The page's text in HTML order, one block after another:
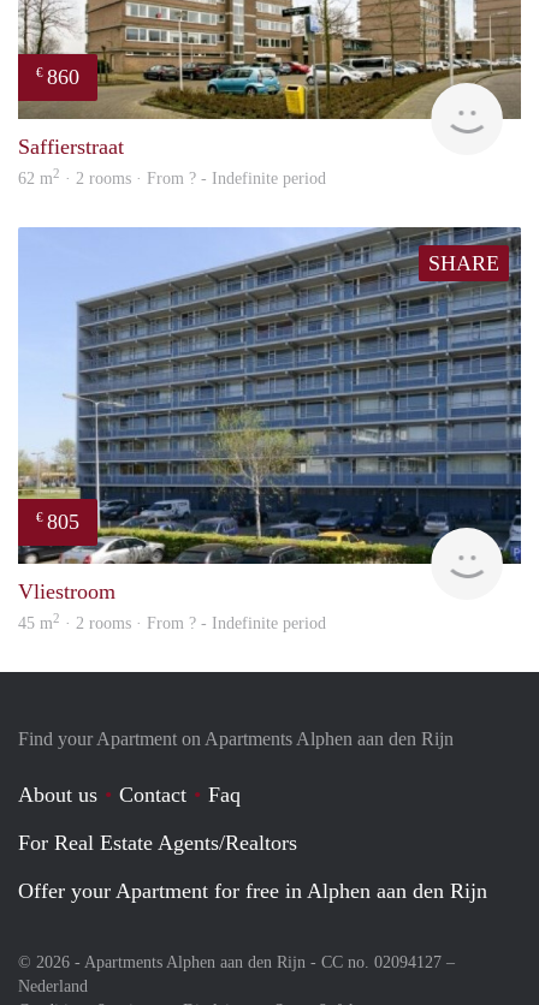
€ 860
Saffierstraat
62 m2 · 2 rooms · From ? - Indefinite period
SHARE
€ 805
Vliestroom
45 m2 · 2 rooms · From ? - Indefinite period
Find your Apartment on Apartments Alphen aan den Rijn
About us Contact
Faq
For Real Estate Agents/Realtors
Offer your Apartment for free in Alphen aan den Rijn
© 2026 - Apartments Alphen aan den Rijn - CC no. 02094127 –
Nederland